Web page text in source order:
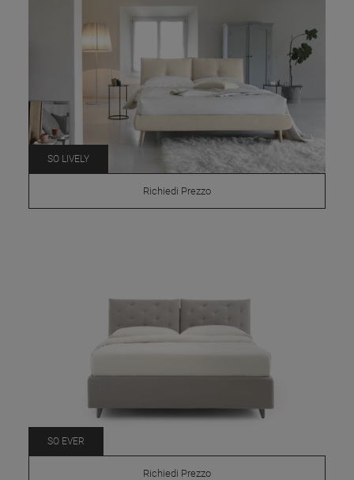
SO LIVELY
Richiedi Prezzo
SO EVER
Richiedi Prezzo